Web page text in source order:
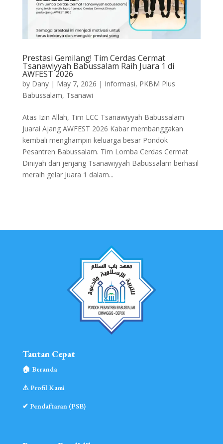
Prestasi Gemilang! Tim Cerdas Cermat
Tsanawiyyah Babussalam Raih Juara 1 di
AWFEST 2026
by Dany| May 7, 2026 | Informasi, PKBM Plus
Babussalam, Tsanawi
Atas Izin Allah, Tim LCC Tsanawiyyah Babussalam
Juarai Ajang AWFEST 2026 Kabar membanggakan
kembali menghampiri keluarga besar Pondok
Pesantren Babussalam. Tim Lomba Cerdas Cermat
Diniyah dari jenjang Tsanawiyyah Babussalam berhasil
meraih gelar Juara 1 dalam...
Tautan Cepat
🏠︎ Beranda
⚠︎ Profil Kami
✔ Pendaftaran (PSB)